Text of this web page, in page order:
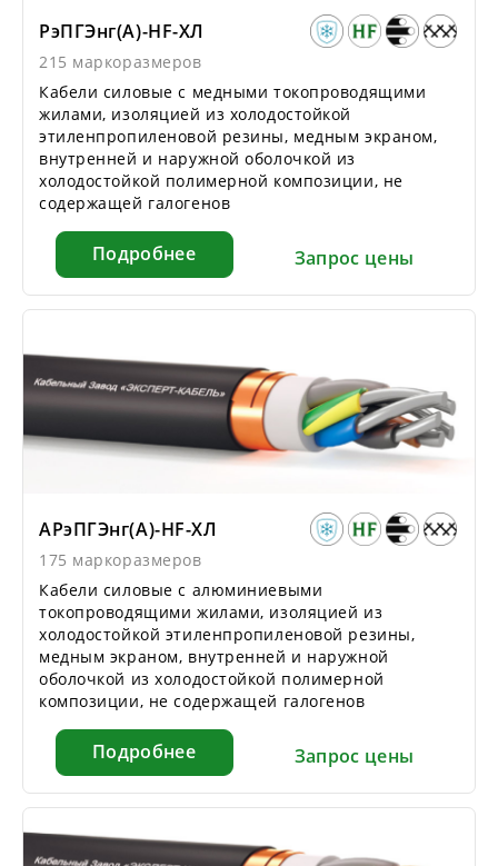
РэПГЭнг(А)-HF-ХЛ
215 маркоразмеров
Кабели силовые с медными токопроводящими
жилами, изоляцией из холодостойкой
этиленпропиленовой резины, медным экраном,
внутренней и наружной оболочкой из
холодостойкой полимерной композиции, не
содержащей галогенов
Подробнее Запрос цены
АРэПГЭнг(А)-HF-ХЛ
175 маркоразмеров
Кабели силовые с алюминиевыми
токопроводящими жилами, изоляцией из
холодостойкой этиленпропиленовой резины,
медным экраном, внутренней и наружной
оболочкой из холодостойкой полимерной
композиции, не содержащей галогенов
Подробнее Запрос цены